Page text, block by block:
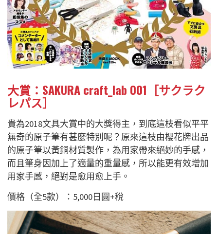
大賞：SAKURA craft_lab 001［サクラク
レパス］
貴為2018文具大賞中的大獎得主，到底這枝看似平平
無奇的原子筆有甚麼特別呢？原來這枝由櫻花牌出品
的原子筆以黃銅材質製作，為用家帶來絕妙的手感，
而且筆身因加上了適量的重量感，所以能更有效增加
用家手感，絕對是愈用愈上手。
價格（全5款）：5,000日圓+稅